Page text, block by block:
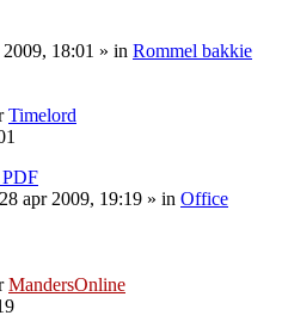
18:01 » in Rommel bakkie
Timelord
apr 2009, 19:19 » in Office
MandersOnline